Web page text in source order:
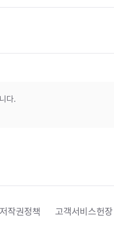
다.
저작권정책 고객서비스헌장